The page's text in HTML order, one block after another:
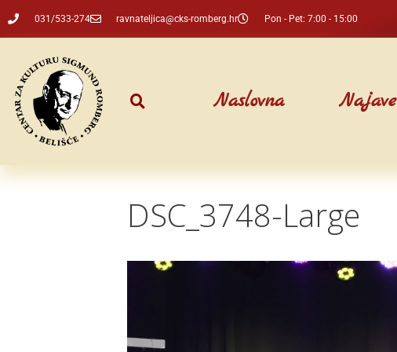
031/533-274 ravnateljica@cks-romberg.hr Pon - Pet: 7:00 - 15:00
Naslovna Najave
DSC_3748-Large